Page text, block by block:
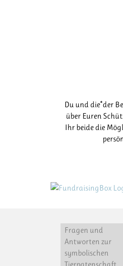
Du und die*der
über Euren
Ihr beide die
Fragen und
Antworten zur
symbolischen